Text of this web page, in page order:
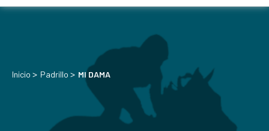
Inicio > Padrillo > MI DAMA